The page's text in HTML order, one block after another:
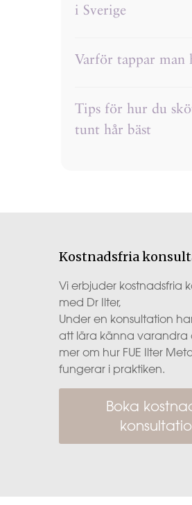
i Sverige
Varför tappar man
Tips för hur du
tunt hår bäst
Kostnadsfria
Vi erbjuder kostnadsfria
med Dr Ilter,
Under en konsultation
att lära känna varandra
mer om hur FUE Ilter
fungerar i praktiken.
Boka